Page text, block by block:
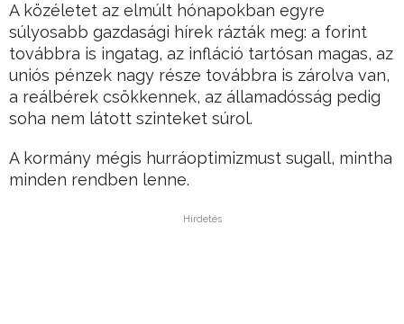
A közéletet az elmúlt hónapokban egyre
súlyosabb gazdasági hírek rázták meg: a forint
továbbra is ingatag, az infláció tartósan magas, az
uniós pénzek nagy része továbbra is zárolva van,
a reálbérek csökkennek, az államadósság pedig
soha nem látott szinteket súrol.
A kormány mégis hurráoptimizmust sugall, mintha
minden rendben lenne.
Hirdetés